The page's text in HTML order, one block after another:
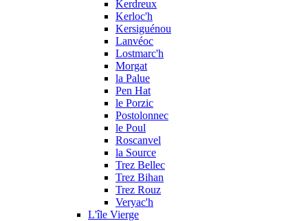
Kerdreux
Kerloc'h
Kersiguénou
Lanvéoc
Lostmarc'h
Morgat
la Palue
Pen Hat
le Porzic
Postolonnec
le Poul
Roscanvel
la Source
Trez Bellec
Trez Bihan
Trez Rouz
Veryac'h
L'île Vierge